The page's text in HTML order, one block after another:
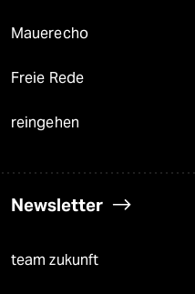
Mauerecho
Freie Rede
reingehen
Newsletter
team zukunft